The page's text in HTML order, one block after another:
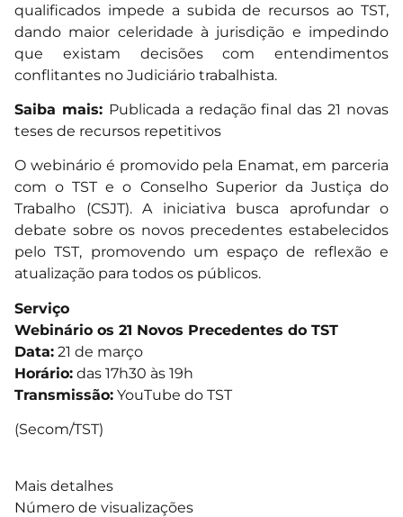
qualificados impede a subida de recursos ao TST,
dando maior celeridade à jurisdição e impedindo
que existam decisões com entendimentos
conflitantes no Judiciário trabalhista.
Saiba mais: Publicada a redação final das 21 novas
teses de recursos repetitivos
O webinário é promovido pela Enamat, em parceria
com o TST e o Conselho Superior da Justiça do
Trabalho (CSJT). A iniciativa busca aprofundar o
debate sobre os novos precedentes estabelecidos
pelo TST, promovendo um espaço de reflexão e
atualização para todos os públicos.
Serviço
Webinário os 21 Novos Precedentes do TST
Data: 21 de março
Horário: das 17h30 às 19h
Transmissão: YouTube do TST
(Secom/TST)
Mais detalhes
Número de visualizações